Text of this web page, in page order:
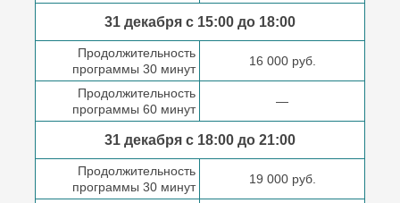
31 декабря с 15:00 до 18:00
Продолжительность
программы 30 минут
16 000 руб.
Продолжительность
программы 60 минут
—
31 декабря с 18:00 до 21:00
Продолжительность
программы 30 минут
19 000 руб.